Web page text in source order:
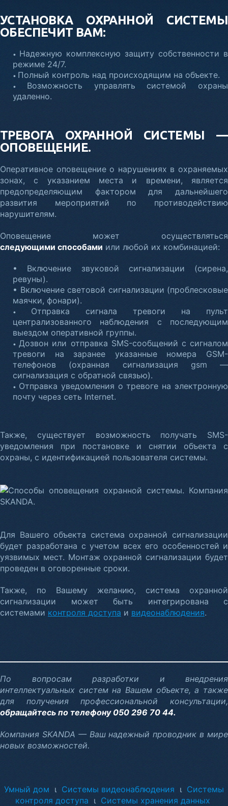
УСТАНОВКА ОХРАННОЙ СИСТЕМЫ
ОБЕСПЕЧИТ ВАМ:
• Надежную комплексную защиту собственности в
режиме 24/7.
• Полный контроль над происходящим на объекте.
•
Возможность управлять системой охраны
удаленно.
ТРЕВОГА ОХРАННОЙ СИСТЕМЫ —
ОПОВЕЩЕНИЕ.
Оперативное оповещение о нарушениях в охраняемых
зонах, с указанием места и времени, является
предопределяющим фактором для дальнейшего
развития мероприятий по противодействию
нарушителям.
Оповещение может осуществляться
следующими способами или любой их комбинацией:
• Включение звуковой сигнализации (сирена,
ревуны).
• Включение световой сигнализации (проблесковые
маячки, фонари).
•
Отправка сигнала тревоги на пульт
централизованного наблюдения с последующим
выездом оперативной группы.
• Дозвон или отправка SMS-сообщений с сигналом
тревоги на заранее указанные номера GSM-
телефонов (охранная сигнализация gsm —
сигнализация с обратной связью).
• Отправка уведомления о тревоге на электронную
почту через сеть Internet.
Также, существует возможность получать SMS-
уведомления при постановке и снятии объекта с
охраны, с идентификацией пользователя системы.
Для Вашего объекта система охранной сигнализации
будет разработана с учетом всех его особенностей и
уязвимых мест. Монтаж охранной сигнализации будет
проведен в оговоренные сроки.
Также, по Вашему желанию, система охранной
сигнализации может быть интегрирована с
системами контроля доступа и видеонаблюдения.
По вопросам разработки и внедрения
интеллектуальных систем на Вашем объекте, а также
для получения профессиональной консультации,
обращайтесь по телефону 050 296 70 44.
Компания SKANDA — Ваш надежный проводник в мире
новых возможностей.
Умный дом ι Системы видеонаблюдения ι Системы
контроля доступа ι Системы хранения данных